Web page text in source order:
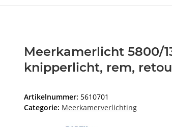
Meerkamerlicht 5800/
knipperlicht, rem,
Artikelnummer: 5610701
Categorie: Meerkamerverlichting